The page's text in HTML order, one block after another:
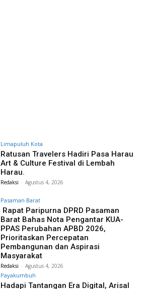
Limapuluh Kota
Ratusan Travelers Hadiri Pasa Harau
Art & Culture Festival di Lembah
Harau.
Redaksi - Agustus 4, 2026
Pasaman Barat
Rapat Paripurna DPRD Pasaman
Barat Bahas Nota Pengantar KUA-
PPAS Perubahan APBD 2026,
Prioritaskan Percepatan
Pembangunan dan Aspirasi
Masyarakat
Redaksi - Agustus 4, 2026
Payakumbuh
Hadapi Tantangan Era Digital, Arisal